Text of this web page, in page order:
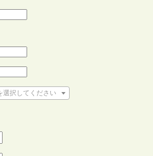
選択してください
てください